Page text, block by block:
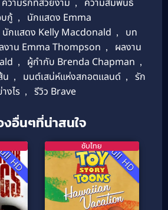
ความรักที่สวยงาม
ความสัมพันธ์
กู้ ,
นักแสดง Emma
นักแสดง Kelly Macdonald ,
บท
งาน Emma Thompson ,
ผลงาน
, ผู้กำกับ Brenda Chapman ,
น , มนต์เสน่ห์แห่งสกอตแลนด์ ,
รัก
งไร , รีวิว Brave
งอื่นๆที่น่าสนใจ
HD Full HD
ซับไทย